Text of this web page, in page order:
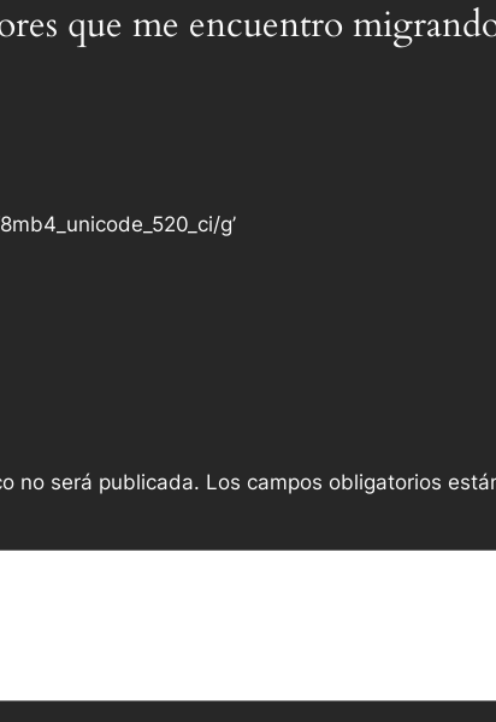
que me encuentro
g’
no será publicada. Los campos obligatorios